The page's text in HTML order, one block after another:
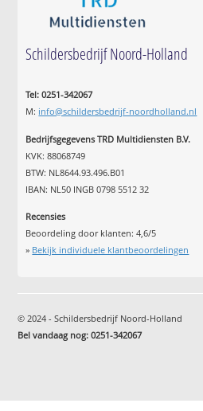
Schildersbedrijf Noord-Holland
Tel: 0251-342067
M: info@schildersbedrijf-noordholland.nl
Bedrijfsgegevens TRD Multidiensten B.V.
KVK: 88068749
BTW: NL8644.93.496.B01
IBAN: NL50 INGB 0798 5512 32
Recensies
Beoordeling door klanten:4,6/5
» Bekijk individuele klantbeoordelingen
© 2024 - Schildersbedrijf Noord-Holland
Bel vandaag nog: 0251-342067